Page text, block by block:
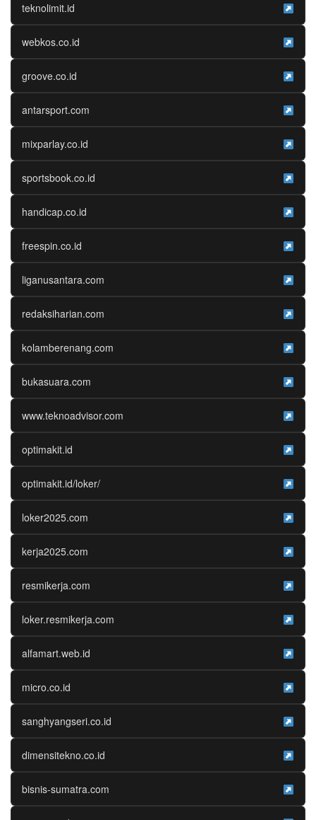
teknolimit.id
webkos.co.id
groove.co.id
antarsport.com
mixparlay.co.id
sportsbook.co.id
handicap.co.id
freespin.co.id
liganusantara.com
redaksiharian.com
kolamberenang.com
bukasuara.com
www.teknoadvisor.com
optimakit.id
optimakit.id/loker/
loker2025.com
kerja2025.com
resmikerja.com
loker.resmikerja.com
alfamart.web.id
micro.co.id
sanghyangseri.co.id
dimensitekno.co.id
bisnis-sumatra.com